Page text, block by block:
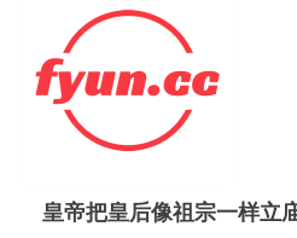
皇帝把皇后像祖宗一样立